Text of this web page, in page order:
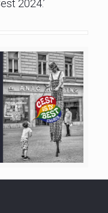
2024.’